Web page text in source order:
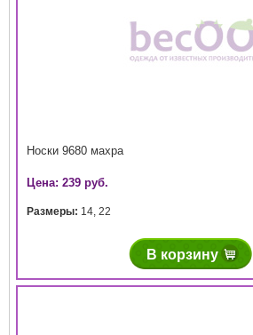
Носки 9680 махра
Цена: 239 руб.
Размеры: 14, 22
В корзину